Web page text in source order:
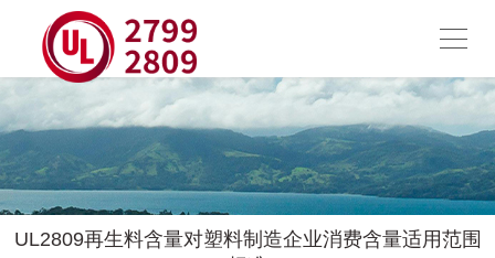
UL2809再生料含量对塑料制造企业消费含量适用范围